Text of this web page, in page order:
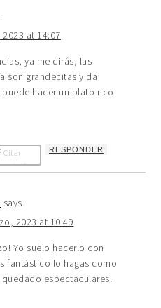
at 14:07
ya me dirás, las
son grandecitas y da
hacer un plato rico
Citar
RESPONDER
says
2023 at 10:49
Yo suelo hacerlo con
fantástico lo hagas como
quedado espectaculares.